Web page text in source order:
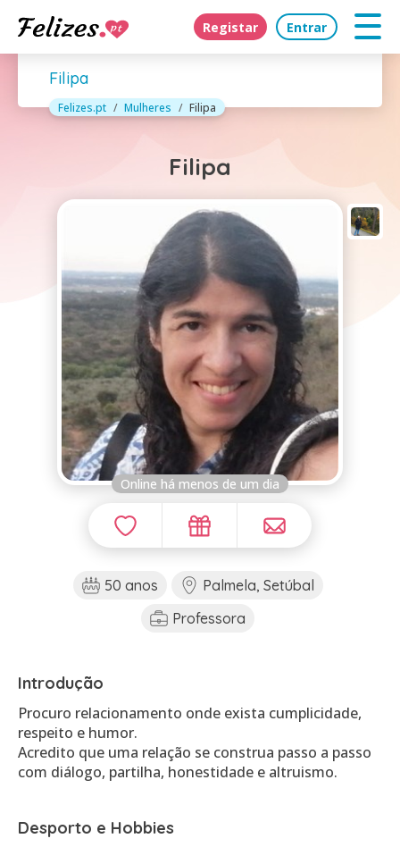
Registar Entrar
Filipa
Felizes.pt Mulheres Filipa
Filipa
Online há menos de um dia
50 anos
Palmela, Setúbal
Professora
Introdução
Procuro relacionamento onde exista cumplicidade,
respeito e humor.
Acredito que uma relação se construa passo a passo
Desporto e Hobbies